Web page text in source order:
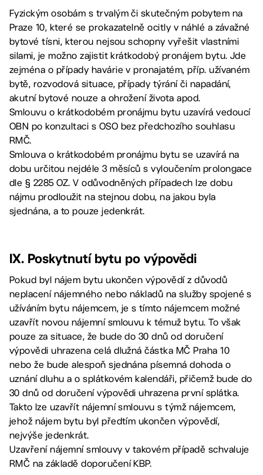
Fyzickým osobám s trvalým či skutečným pobytem na
Praze 10, které se prokazatelně ocitly v náhlé a závažné
bytové tísni, kterou nejsou schopny vyřešit vlastními
silami, je možno zajistit krátkodobý pronájem bytu. Jde
zejména o případy havárie v pronajatém, příp. užívaném
bytě, rozvodová situace, případy týrání či napadání,
akutní bytové nouze a ohrožení života apod.
Smlouvu o krátkodobém pronájmu bytu uzavírá vedoucí
OBN po konzultaci s OSO bez předchozího souhlasu
RMČ.
Smlouva o krátkodobém pronájmu bytu se uzavírá na
dobu určitou nejdéle 3 měsíců s vyloučením prolongace
dle § 2285 OZ. V odůvodněných případech lze dobu
nájmu prodloužit na stejnou dobu, na jakou byla
sjednána, a to pouze jedenkrát.
IX. Poskytnutí bytu po výpovědi
Pokud byl nájem bytu ukončen výpovědí z důvodů
neplacení nájemného nebo nákladů na služby spojené s
užíváním bytu nájemcem, je s tímto nájemcem možné
uzavřít novou nájemní smlouvu k témuž bytu. To však
pouze za situace, že bude do 30 dnů od doručení
výpovědi uhrazena celá dlužná částka MČ Praha 10
nebo že bude alespoň sjednána písemná dohoda o
uznání dluhu a o splátkovém kalendáři, přičemž bude do
30 dnů od doručení výpovědi uhrazena první splátka.
Takto lze uzavřít nájemní smlouvu s týmž nájemcem,
jehož nájem bytu byl předtím ukončen výpovědí,
nejvýše jedenkrát.
Uzavření nájemní smlouvy v takovém případě schvaluje
RMČ na základě doporučení KBP.